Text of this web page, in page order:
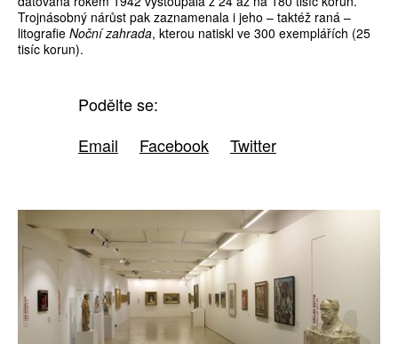
Trojnásobný nárůst pak zaznamenala i jeho – taktéž raná –
litografie Noční zahrada, kterou natiskl ve 300 exemplářích (25
tisíc korun).
Podělte se:
Email
Facebook Twitter